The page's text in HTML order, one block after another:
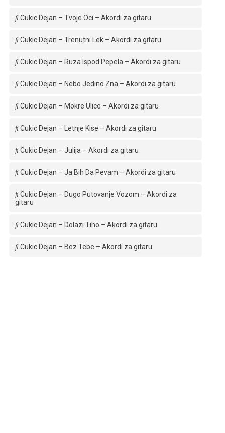
Cukic Dejan – Tvoje Oci – Akordi za gitaru
Cukic Dejan – Trenutni Lek – Akordi za gitaru
Cukic Dejan – Ruza Ispod Pepela – Akordi za gitaru
Cukic Dejan – Nebo Jedino Zna – Akordi za gitaru
Cukic Dejan – Mokre Ulice – Akordi za gitaru
Cukic Dejan – Letnje Kise – Akordi za gitaru
Cukic Dejan – Julija – Akordi za gitaru
Cukic Dejan – Ja Bih Da Pevam – Akordi za gitaru
Cukic Dejan – Dugo Putovanje Vozom – Akordi za
gitaru
Cukic Dejan – Dolazi Tiho – Akordi za gitaru
Cukic Dejan – Bez Tebe – Akordi za gitaru